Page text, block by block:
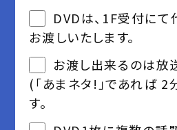
DVDは、1F受付にて
お渡しいたします。
お渡し出来るのは放
(「あまネタ!」であれば 2
す。